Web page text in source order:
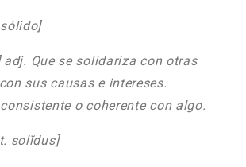
adj. Que se solidariza con otras
sus causas e intereses.
o coherente con algo.
solĭdus]